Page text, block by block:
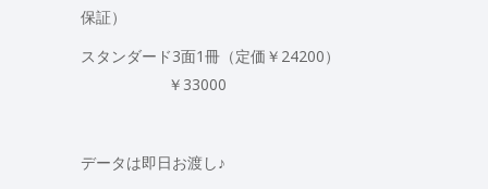
保証）
スタンダード3面1冊（定価￥24200）
￥33000
データは即日お渡し♪